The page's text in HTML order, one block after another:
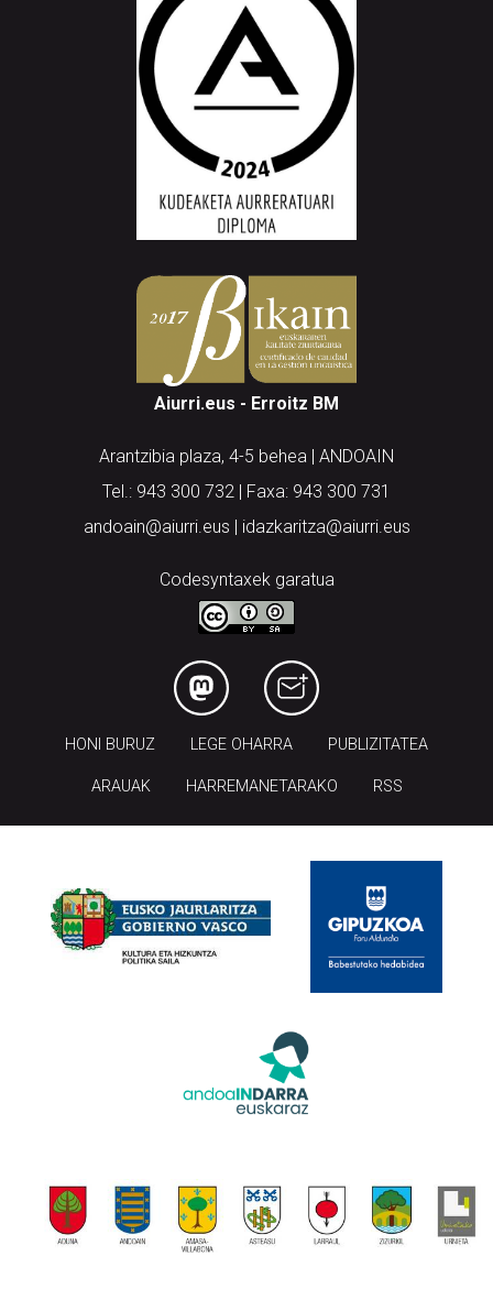
Aiurri.eus - Erroitz BM
Arantzibia plaza, 4-5 behea | ANDOAIN
Tel.: 943 300 732 | Faxa: 943 300 731
andoain@aiurri.eus | idazkaritza@aiurri.eus
Codesyntaxek garatua
HONI BURUZ LEGE OHARRA PUBLIZITATEA
ARAUAK HARREMANETARAKO RSS